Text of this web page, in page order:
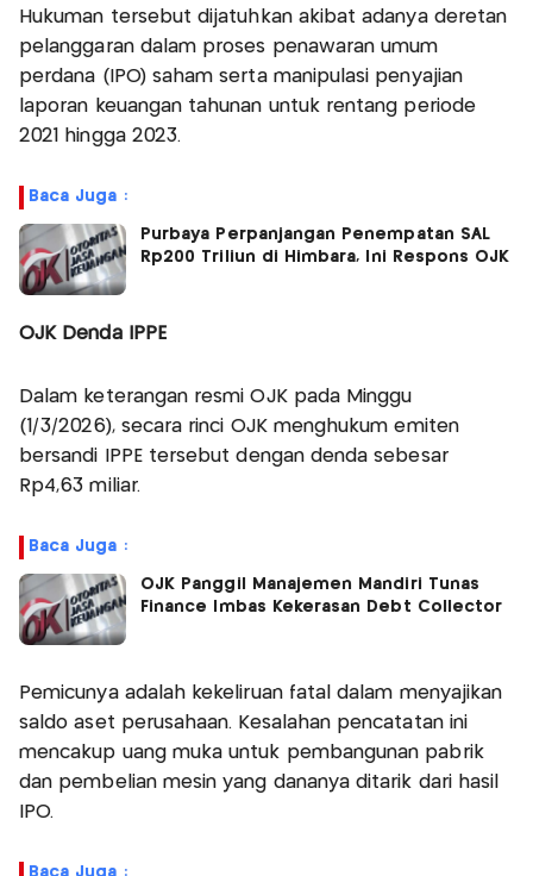
Hukuman tersebut dijatuhkan akibat adanya deretan
pelanggaran dalam proses penawaran umum
perdana (IPO) saham serta manipulasi penyajian
laporan keuangan tahunan untuk rentang periode
2021 hingga 2023.
Baca Juga :
Purbaya Perpanjangan Penempatan SAL
Rp200 Triliun di Himbara, Ini Respons OJK
OJK Denda IPPE
Dalam keterangan resmi OJK pada Minggu
(1/3/2026), secara rinci OJK menghukum emiten
bersandi IPPE tersebut dengan denda sebesar
Rp4,63 miliar.
Baca Juga :
OJK Panggil Manajemen Mandiri Tunas
Finance Imbas Kekerasan Debt Collector
Pemicunya adalah kekeliruan fatal dalam menyajikan
saldo aset perusahaan. Kesalahan pencatatan ini
mencakup uang muka untuk pembangunan pabrik
dan pembelian mesin yang dananya ditarik dari hasil
IPO.